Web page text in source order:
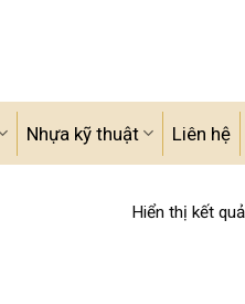
Nhựa kỹ thuật Liên hệ
Hiển thị kết